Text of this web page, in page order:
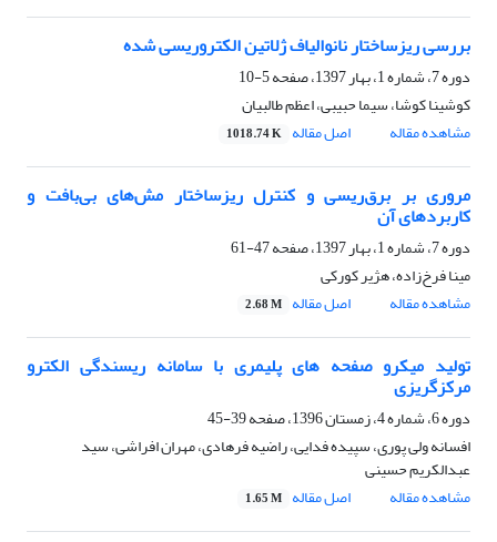
بررسی ریزساختار نانوالیاف ژلاتین الکتروریسی شده
دوره 7، شماره 1، بهار 1397، صفحه
5-10
کوشینا کوشا، سیما حبیبی، اعظم طالبیان
مشاهده مقاله
اصل مقاله 1018.74 K
مروری بر برق‌ریسی و کنترل ریزساختار مش‌های بی‌بافت و
کاربردهای آن
دوره 7، شماره 1، بهار 1397، صفحه
47-61
مینا فرخ‌زاده، هژیر کورکی
مشاهده مقاله
اصل مقاله 2.68 M
تولید میکرو صفحه های پلیمری با سامانه ریسندگی الکترو
مرکزگریزی
دوره 6، شماره 4، زمستان 1396، صفحه
39-45
افسانه ولی پوری، سپیده فدایی، راضیه فرهادی، مهران افراشی، سید
عبدالکریم حسینی
مشاهده مقاله
اصل مقاله 1.65 M